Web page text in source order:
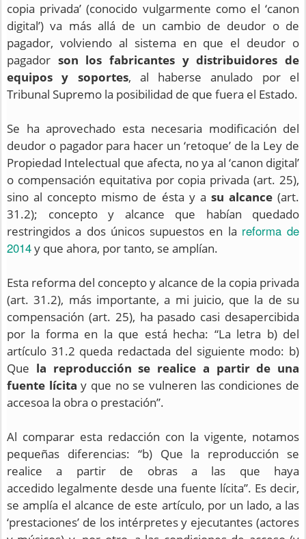
copia privada’ (conocido vulgarmente como el ‘canon
digital’) va más allá de un cambio de deudor o de
pagador, volviendo al sistema en que el deudor o
pagador son los fabricantes y distribuidores de
equipos y soportes, al haberse anulado por el
Tribunal Supremo la posibilidad de que fuera el Estado.
Se ha aprovechado esta necesaria modificación del
deudor o pagador para hacer un ‘retoque’ de la Ley de
Propiedad Intelectual que afecta, no ya al ‘canon digital’
o compensación equitativa por copia privada (art. 25),
sino al concepto mismo de ésta y a su alcance(art.
31.2); concepto y alcance que habían quedado
restringidos a dos únicos supuestos en la reforma de
2014y que ahora, por tanto, se amplían.
Esta reforma del concepto y alcance de la copia privada
(art. 31.2), más importante, a mi juicio, que la de su
compensación (art. 25), ha pasado casi desapercibida
por la forma en la que está hecha: “La letra b) del
artículo 31.2 queda redactada del siguiente modo: b)
Que la reproducción se realice a partir de una
fuente lícita y que no se vulneren las condiciones de
accesoa la obra o prestación”.
Al comparar esta redacción con la vigente, notamos
pequeñas diferencias: “b) Que la reproducción se
realice a partir de obras a las que haya
accedido legalmente desde una fuente lícita”. Es decir,
se amplía el alcance de este artículo, por un lado, a las
‘prestaciones’ de los intérpretes y ejecutantes (actores